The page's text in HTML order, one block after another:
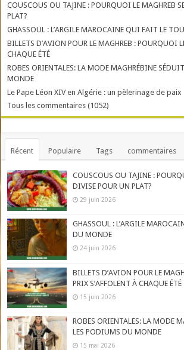
COUSCOUS OU TAJINE : POURQUOI LE MAGHREB
PLAT?
GHASSOUL : L’ARGILE MAROCAINE QUI FAIT LE
BILLETS D’AVION POUR LE MAGHREB : POURQUOI
CHAQUE ÉTÉ
ROBES ORIENTALES: LA MODE MAGHRÉBINE
MONDE
Le Pape Léon XIV en Algérie : un pèlerinage de paix
Tous les commentaires (1052)
Récent Populaire Tags commentaires
COUSCOUS OU TAJINE :
DIVISE POUR UN PLAT?
29 juin 2026
GHASSOUL : L’ARGILE
DU MONDE
24 juin 2026
BILLETS D’AVION POUR LE
PRIX S’AFFOLENT À CHAQUE ÉTÉ
15 juin 2026
ROBES ORIENTALES: LA MODE
LES PODIUMS DU MONDE
15 mai 2026